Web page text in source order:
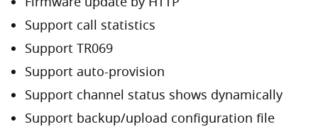
Support call statistics
Support TR069
Support auto-provision
Support channel status shows dynamically
Support backup/upload configuration file